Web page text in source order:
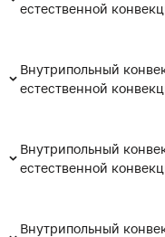
естественной
Внутрипольный
естественной
Внутрипольный
естественной
Внутрипольный